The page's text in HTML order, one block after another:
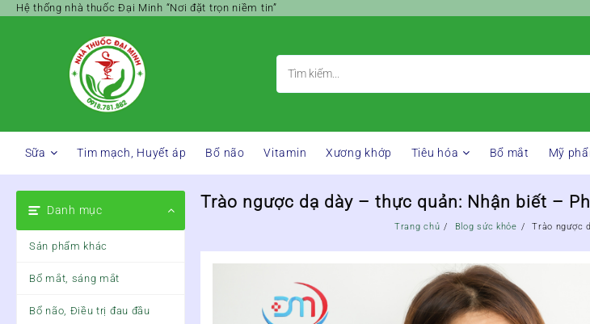
SkipHệ thống nhà thuốc Đại Minh “Nơi đặt trọn niềm tin”
Sữa Tim mạch, Huyết áp Bổ não Vitamin Xương khớp Tiêu hóa Bổ mắt Mỹ
Danh mục
Sản phẩm khác
Bổ mắt, sáng mắt
Bổ não, Điều trị đau đầu
Trào ngược dạ dày – thực quản: Nhận biết –
Trang chủ Blog sức khỏe Trào ngược